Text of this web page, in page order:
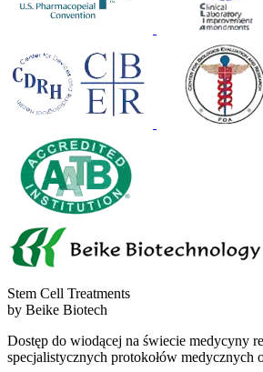
Stem Cell Treatments
by Beike Biotech
Dostęp do wiodącej na świecie medycyny
specjalistycznych protokołów medycznych